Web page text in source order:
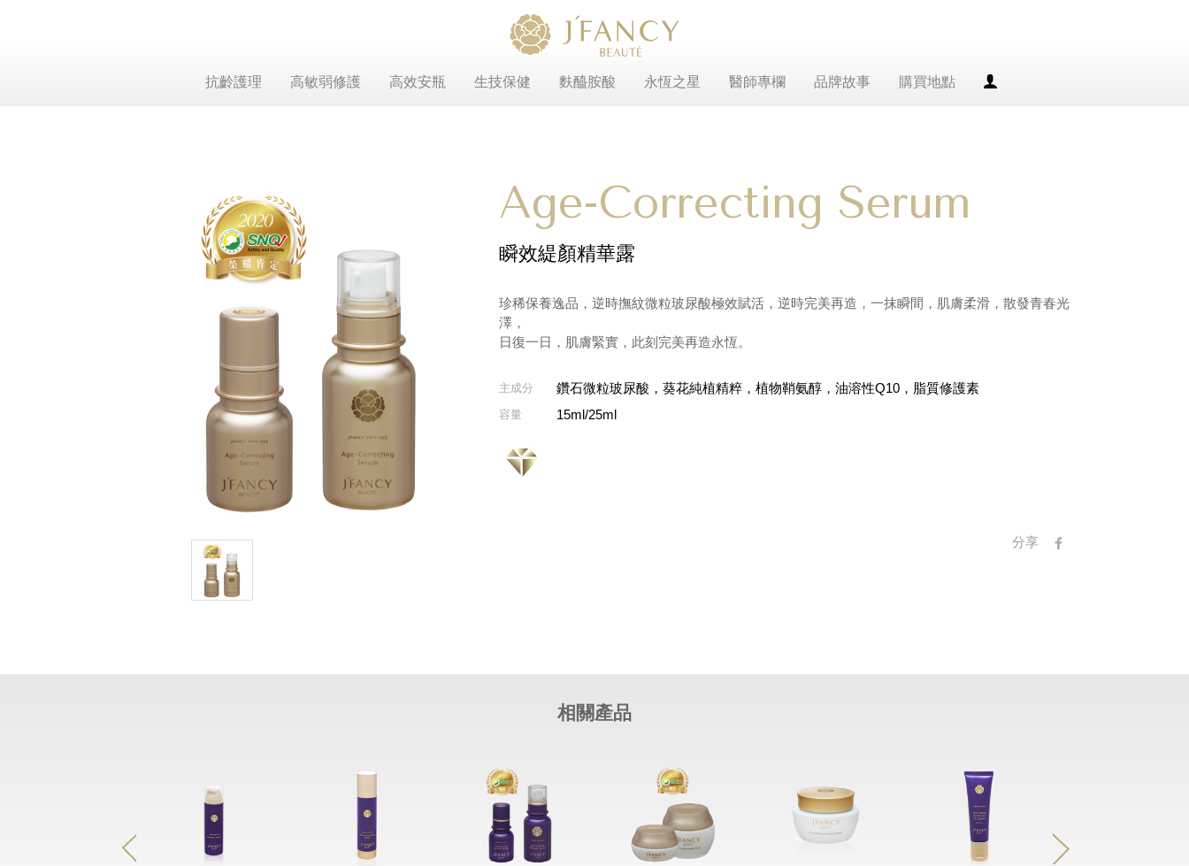
抗齡護理 高敏弱修護 高效安瓶 生技保健 麩醯胺酸 永恆之星 醫師專欄 品牌故事
購買地點
Age-Correcting Serum
瞬效緹顏精華露
珍稀保養逸品，逆時撫紋微粒玻尿酸極效賦活，逆時完美再造，一抹瞬間，肌膚柔滑，散發青春光
澤，
日復一日，肌膚緊實，此刻完美再造永恆。
主成分 鑽石微粒玻尿酸，葵花純植精粹，植物鞘氨醇，油溶性Q10，脂質修護素
容量 15ml/25ml
分享 fb
相關產品